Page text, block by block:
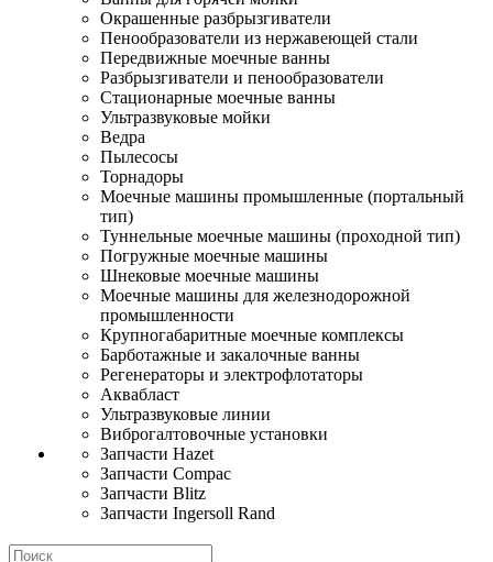
Окрашенные разбрызгиватели
Пенообразователи из нержавеющей стали
Передвижные моечные ванны
Разбрызгиватели и пенообразователи
Стационарные моечные ванны
Ультразвуковые мойки
Ведра
Пылесосы
Торнадоры
Моечные машины промышленные (портальный
тип)
Туннельные моечные машины (проходной тип)
Погружные моечные машины
Шнековые моечные машины
Моечные машины для железнодорожной
промышленности
Крупногабаритные моечные комплексы
Барботажные и закалочные ванны
Регенераторы и электрофлотаторы
Аквабласт
Ультразвуковые линии
Виброгалтовочные установки
Запчасти Hazet
Запчасти Compac
Запчасти Blitz
Запчасти Ingersoll Rand